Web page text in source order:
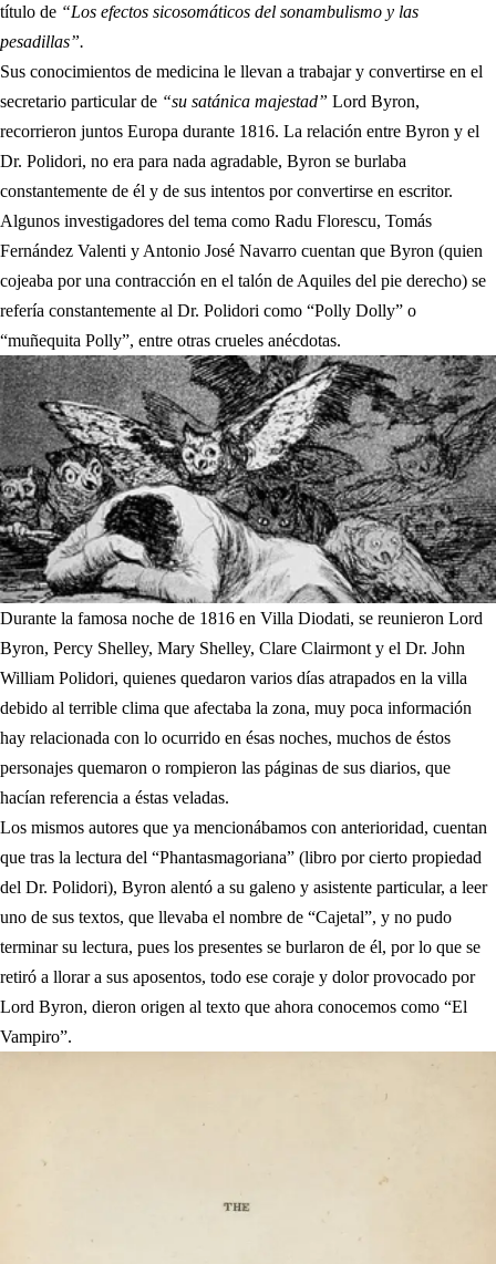
título de “Los efectos sicosomáticos del sonambulismo y las
pesadillas”.
Sus conocimientos de medicina le llevan a trabajar y convertirse en el
secretario particular de “su satánica majestad” Lord Byron,
recorrieron juntos Europa durante 1816. La relación entre Byron y el
Dr. Polidori, no era para nada agradable, Byron se burlaba
constantemente de él y de sus intentos por convertirse en escritor.
Algunos investigadores del tema como Radu Florescu, Tomás
Fernández Valenti y Antonio José Navarro cuentan que Byron (quien
cojeaba por una contracción en el talón de Aquiles del pie derecho) se
refería constantemente al Dr. Polidori como “Polly Dolly” o
“muñequita Polly”, entre otras crueles anécdotas.
Durante la famosa noche de 1816 en Villa Diodati, se reunieron Lord
Byron, Percy Shelley, Mary Shelley, Clare Clairmont y el Dr. John
William Polidori, quienes quedaron varios días atrapados en la villa
debido al terrible clima que afectaba la zona, muy poca información
hay relacionada con lo ocurrido en ésas noches, muchos de éstos
personajes quemaron o rompieron las páginas de sus diarios, que
hacían referencia a éstas veladas.
Los mismos autores que ya mencionábamos con anterioridad, cuentan
que tras la lectura del “Phantasmagoriana” (libro por cierto propiedad
del Dr. Polidori), Byron alentó a su galeno y asistente particular, a leer
uno de sus textos, que llevaba el nombre de “Cajetal”, y no pudo
terminar su lectura, pues los presentes se burlaron de él, por lo que se
retiró a llorar a sus aposentos, todo ese coraje y dolor provocado por
Lord Byron, dieron origen al texto que ahora conocemos como “El
Vampiro”.